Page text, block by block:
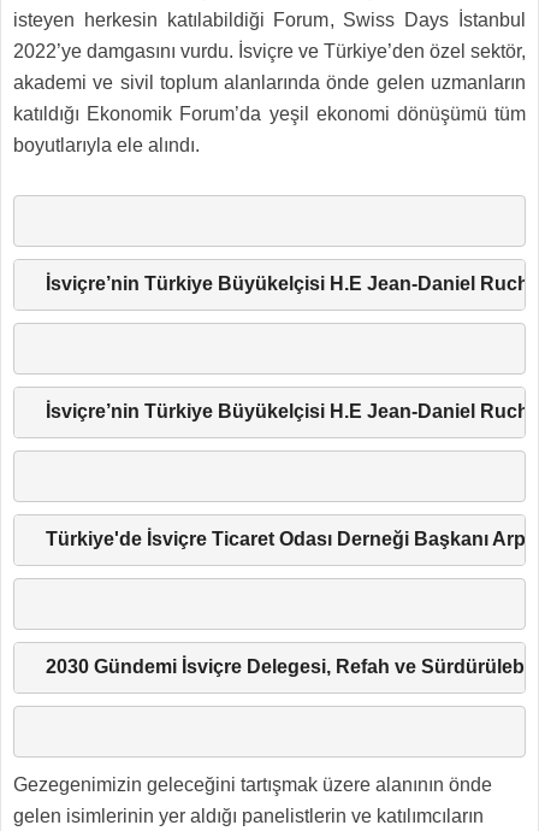
isteyen herkesin katılabildiği Forum, Swiss Days İstanbul
2022’ye damgasını vurdu. İsviçre ve Türkiye’den özel sektör,
akademi ve sivil toplum alanlarında önde gelen uzmanların
katıldığı Ekonomik Forum’da yeşil ekonomi dönüşümü tüm
boyutlarıyla ele alındı.
İsviçre’nin Türkiye Büyükelçisi H.E Jean-Daniel
İsviçre’nin Türkiye Büyükelçisi H.E Jean-Daniel Ruch,
Türkiye'de İsviçre Ticaret Odası Derneği Başkanı
2030 Gündemi İsviçre Delegesi, Refah ve
Gezegenimizin geleceğini tartışmak üzere alanının önde
gelen isimlerinin yer aldığı panelistlerin ve katılımcıların